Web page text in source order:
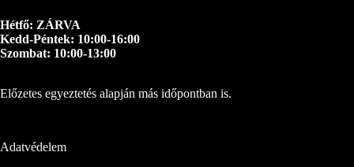
Hétfő: ZÁRVA
Kedd-Péntek: 10:00-16:00
Szombat: 10:00-13:00
Előzetes egyeztetés alapján más időpontban is.
Adatvédelem